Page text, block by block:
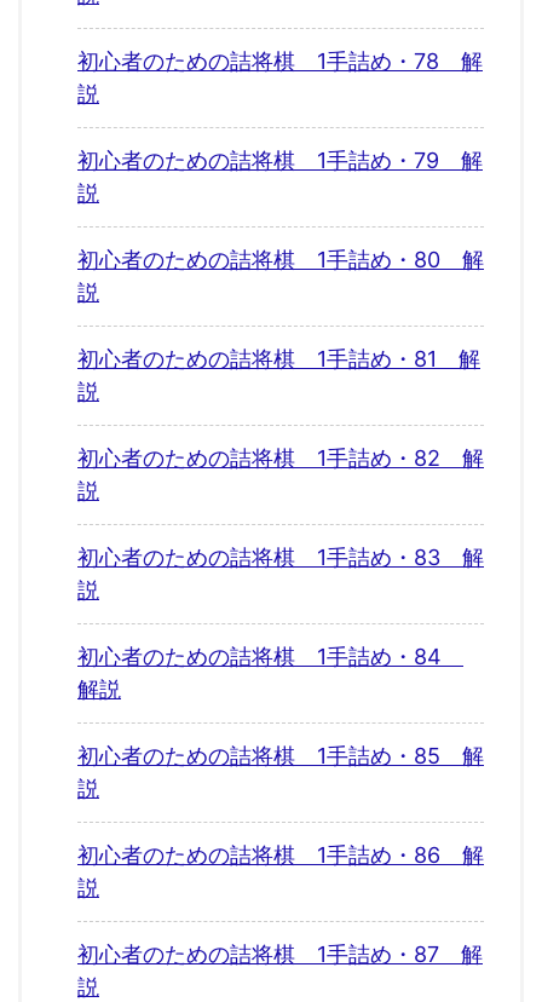
初心者のための詰将棋 1手詰め・78 解
説
初心者のための詰将棋 1手詰め・79 解
説
初心者のための詰将棋 1手詰め・80 解
説
初心者のための詰将棋 1手詰め・81 解
説
初心者のための詰将棋 1手詰め・82 解
説
初心者のための詰将棋 1手詰め・83 解
説
初心者のための詰将棋 1手詰め・84
解説
初心者のための詰将棋 1手詰め・85 解
説
初心者のための詰将棋 1手詰め・86 解
説
初心者のための詰将棋 1手詰め・87 解
説